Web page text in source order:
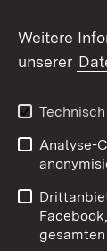
Social Wall
X /
Youtube
Datenschutz
Weitere
unserer
Analyse-